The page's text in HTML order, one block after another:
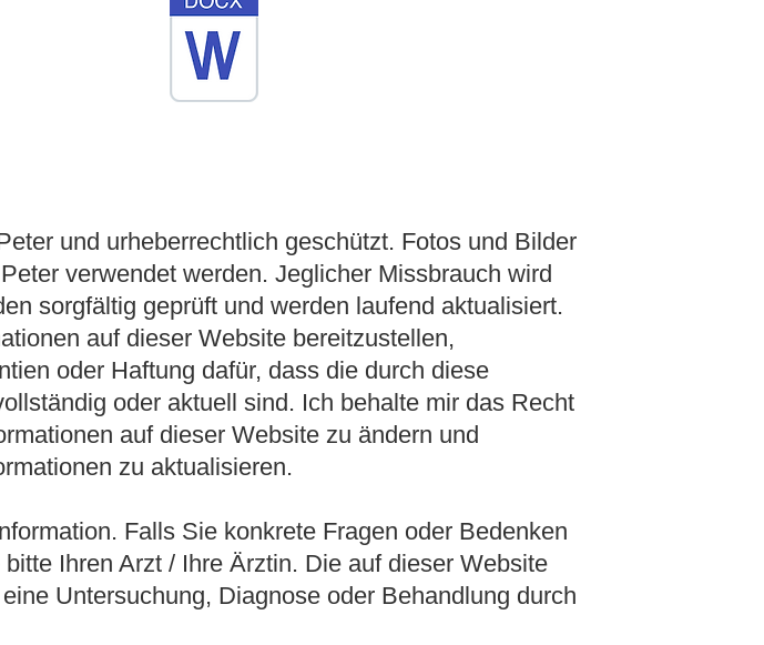
und urheberrechtlich geschützt. Fotos und Bilder
verwendet werden. Jeglicher Missbrauch wird
sorgfältig geprüft und werden laufend aktualisiert.
auf dieser Website bereitzustellen,
oder Haftung dafür, dass die durch diese
oder aktuell sind. Ich behalte mir das Recht
auf dieser Website zu ändern und
zu aktualisieren.
Falls Sie konkrete Fragen oder Bedenken
Ihren Arzt / Ihre Ärztin. Die auf dieser Website
Untersuchung, Diagnose oder Behandlung durch